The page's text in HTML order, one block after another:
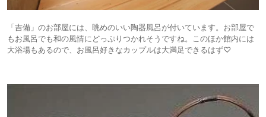
「吉備」のお部屋には、眺めのいい陶器風呂が付いています。お部屋で
もお風呂でも和の風情にどっぷりつかれそうですね。このほか館内には
大浴場もあるので、お風呂好きなカップルは大満足できるはず♡